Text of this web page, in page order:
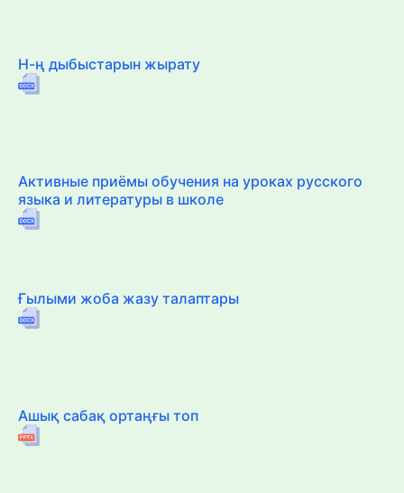
Н-ң дыбыстарын жырату
Активные приёмы обучения на уроках русского
языка и литературы в школе
Ғылыми жоба жазу талаптары
Ашық сабақ ортаңғы топ